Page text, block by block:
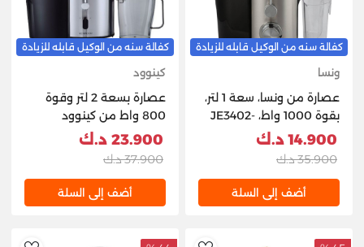
كفالة سنه من الوكيل قابله للزيادة
ونسا
عصارة من ونسا، سعة 1 لتر،
بقوة 1000 واط، JE3402-
GS - أسود وفضي
14.900 د.ك
35.900 د.ك
أضف إلى السلة
كفالة سنه من الوكيل قابله للزيادة
كينوود
عصارة بسعة 2 لتر وقوة
800 واط من كينوود
23.900 د.ك
37.900 د.ك
أضف إلى السلة